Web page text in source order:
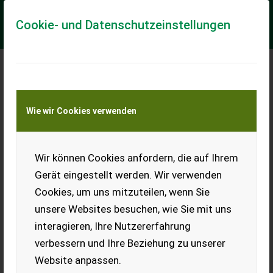
Cookie- und Datenschutzeinstellungen
Wie wir Cookies verwenden
Wir können Cookies anfordern, die auf Ihrem
Gerät eingestellt werden. Wir verwenden
Cookies, um uns mitzuteilen, wenn Sie
unsere Websites besuchen, wie Sie mit uns
interagieren, Ihre Nutzererfahrung
verbessern und Ihre Beziehung zu unserer
Website anpassen.
Meine Transportkostenanfrage
Transport von Land- und Baumaschinen –
KEINE Tiertransporte
Wölfleder Wölfleder
Wieseneggen
Wölfleder Wieseneggen,
Arbeitsbreiten von 4m -
8,3m, hydraulische Klappung
mit Schlauchbruchventil, 5
Reihen Reibleisten und 4
Reihen Zinken, 1 Re...